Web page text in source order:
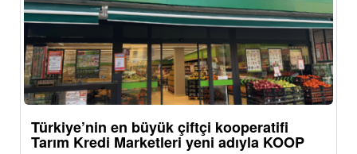
Türkiye’nin en büyük çiftçi kooperatifi
Tarım Kredi Marketleri yeni adıyla KOOP